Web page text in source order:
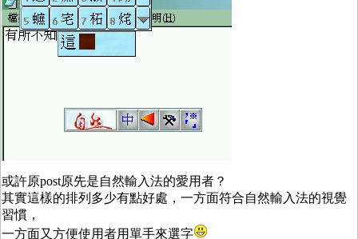
或許原post原先是自然輸入法的愛用者？
其實這樣的排列多少有點好處，一方面符合自然輸入法的視覺
習慣，
一方面又方便使用者用單手來選字